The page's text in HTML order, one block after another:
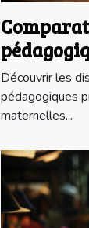
privées à
Découvrir les
pédagogiques
maternelles...